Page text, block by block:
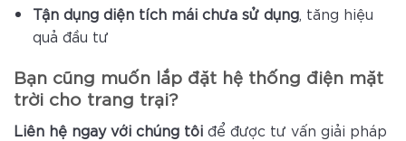
Tận dụng diện tích mái chưa sử dụng, tăng hiệu
quả đầu tư
Bạn cũng muốn lắp đặt hệ thống điện mặt
trời cho trang trại?
Liên hệ ngay với chúng tôi để được tư vấn giải pháp